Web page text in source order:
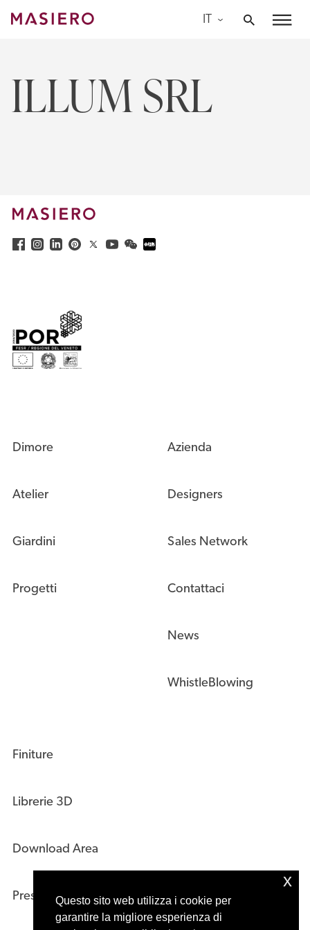
Questo sito web utilizza i cookie per
garantire la migliore esperienza di
x
Skip
IT
ILLUM SRL
Dimore
Atelier
Giardini
Progetti
Azienda
Designers
Sales Network
Contattaci
News
WhistleBlowing
Finiture
Librerie 3D
Download Area
Press Kit